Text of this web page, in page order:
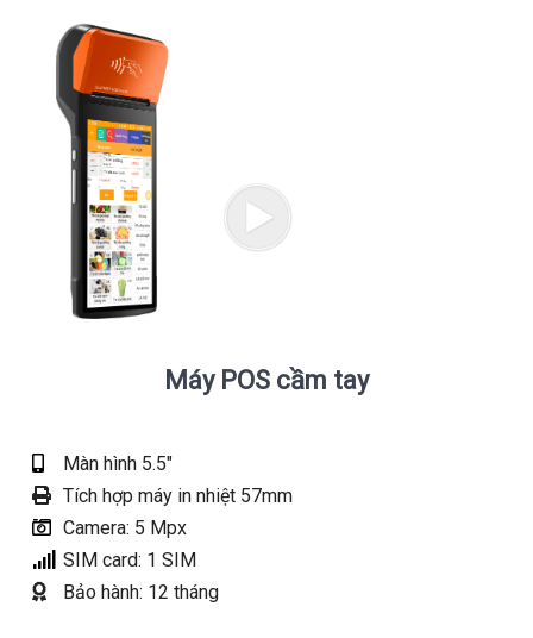
Máy POS cầm tay
Màn hình 5.5"
Tích hợp máy in nhiệt 57mm
Camera: 5 Mpx
SIM card: 1 SIM
Bảo hành: 12 tháng